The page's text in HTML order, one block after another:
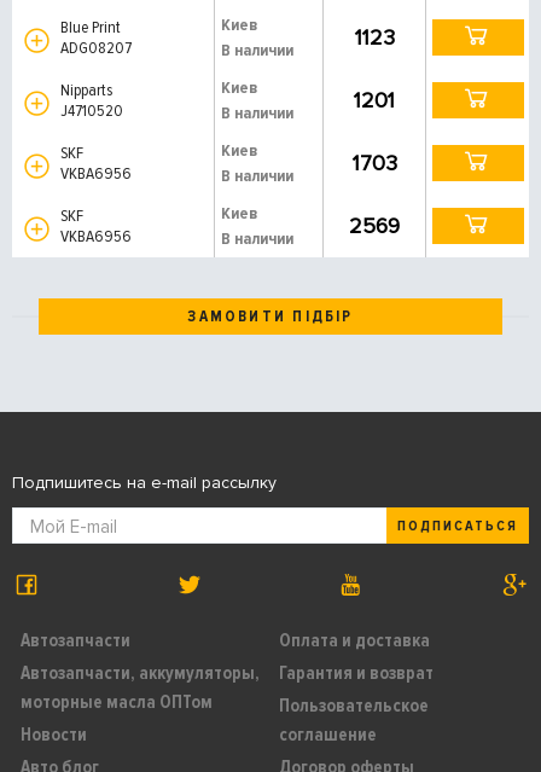
Blue Print
ADG08207
Киев
В наличии
1123
Nipparts
J4710520
Киев
В наличии
1201
SKF
VKBA6956
Киев
В наличии
1703
SKF
VKBA6956
Киев
В наличии
2569
ЗАМОВИТИ ПІДБІР
Автозапчасти
Автозапчасти, аккумуляторы,
моторные масла ОПТом
Новости
Оплата и доставка
Гарантия и возврат
Пользовательское
соглашение
Подпишитесь на e-mail рассылку
ПОДПИСАТЬСЯ